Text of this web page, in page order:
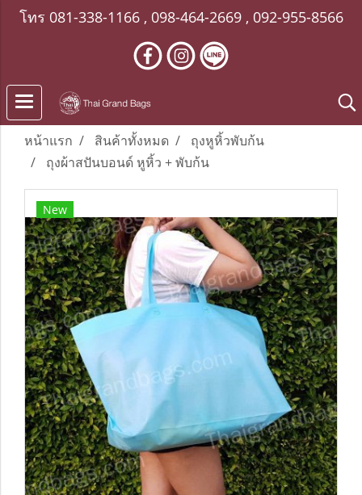
โทร 081-338-1166, 098-464-2669, 092-955-8566
หน้าแรก สินค้าทั้งหมด
ถุงหูหิ้วพับก้น
ถุงผ้าสปันบอนด์ หูหิ้ว + พับก้น
New